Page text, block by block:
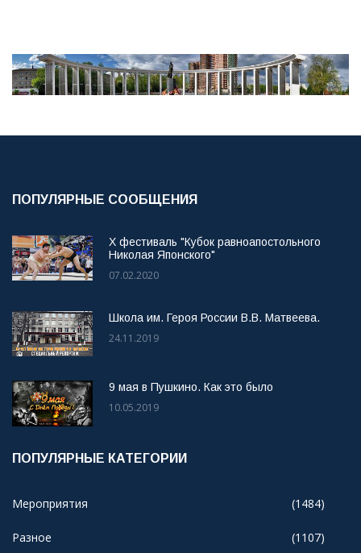
ПОПУЛЯРНЫЕ СООБЩЕНИЯ
X фестиваль "Кубок равноапостольного
Николая Японского"
07.02.2020
Школа им. Героя России В.В. Матвеева.
24.11.2019
9 мая в Пушкино. Как это было
10.05.2019
ПОПУЛЯРНЫЕ КАТЕГОРИИ
Мероприятия (1484)
Разное (1107)